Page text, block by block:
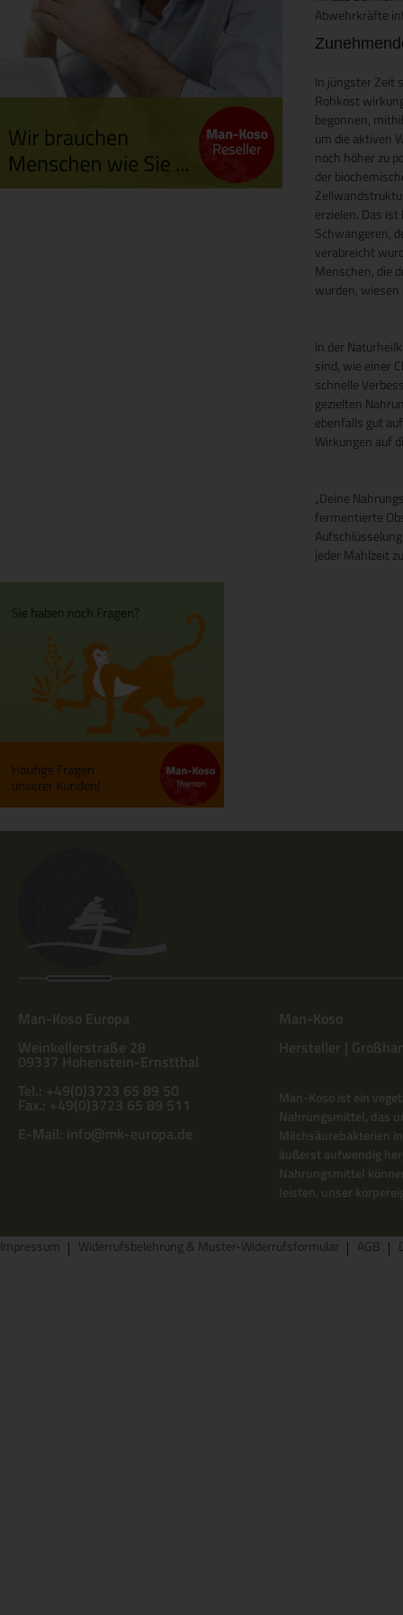
Abwehrkräfte
In jüngster Zeit
Rohkost
begonnen,
um die aktiven
noch höher zu
der
erzielen. Das
Schwangeren,
verabreicht
Menschen, die
wurden, wiesen
In der
sind, wie einer
schnelle
gezielten
ebenfalls gut
Wirkungen auf
„Deine
fermentierte
jeder Mahlzeit
Man-Koso Europa
Weinkellerstraße 28
09337 Hohenstein-Ernstthal
Tel.: +49(0)3723 65 89 50
Fax.: +49(0)3723 65 89 511
E-Mail: info@mk-europa.de
Man-Koso
Hersteller |
Man-Koso ist ein
Nahrungsmittel, das
Milchsäurebakterien
äußerst aufwendig
Nahrungsmittel
leisten, unser
Impressum Widerrufsbelehrung & Muster-Widerrufsformular AGB